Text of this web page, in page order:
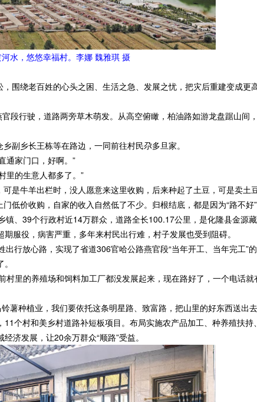
水，悠悠幸福村。李娜 魏雅琪 摄
绕老百姓的心头之困、生活之急、发展之忧，把灾后重建变成更
行驶，道路两旁草木萌发。从高空俯瞰，柏油路如游龙盘踞山间
乡长王栋等在路边，一同前往村民尕多旦家。
家门口，好啊。”
的生意人都多了。”
牛羊出栏时，没人愿意来这里收购，后来种起了土豆，可是卖土
低价收购，自家的收入自然低了不少。归根结底，都是因为“路不好”
39个行政村近14万群众，道路全长100.17公里，是化隆县金源藏
服役，病害严重，多年来村民出行难，村子发展也受到阻碍。
放心路，实现了省道306官哈公路燕官段“当年开工、当年完工”的
里的养殖场和饲料加工厂都没发展起来，现在路好了，一个电话就
种植业，我们要依托这条明星路、致富路，把山里的好东西送出
个村和美乡村道路补短板项目。布局实施农产品加工、种养殖扶持
济发展，让20余万群众“顺路”受益。